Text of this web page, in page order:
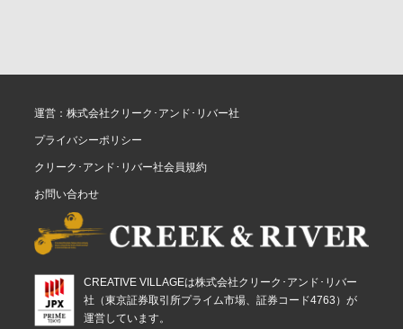
運営：株式会社クリーク･アンド･リバー社
プライバシーポリシー
クリーク･アンド･リバー社会員規約
お問い合わせ
CREATIVE VILLAGEは株式会社クリーク･アンド･リバー
社（東京証券取引所プライム市場、証券コード4763）が
運営しています。